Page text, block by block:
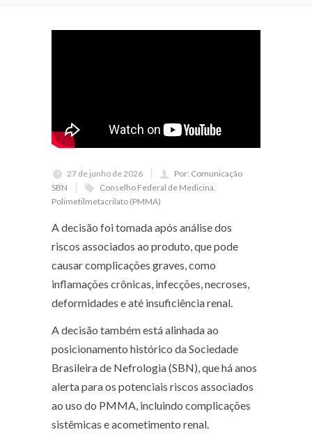
27 de junho de 2026
Por: Comunicação
SBN
Conselho Federal de Medicina
Polimetilmetacrilato (PMMA)
A decisão foi tomada após análise dos
riscos associados ao produto, que pode
causar complicações graves, como
inflamações crônicas, infecções, necroses,
deformidades e até insuficiência renal.
A decisão também está alinhada ao
posicionamento histórico da Sociedade
Brasileira de Nefrologia (SBN), que há anos
alerta para os potenciais riscos associados
ao uso do PMMA, incluindo complicações
sistêmicas e acometimento renal.